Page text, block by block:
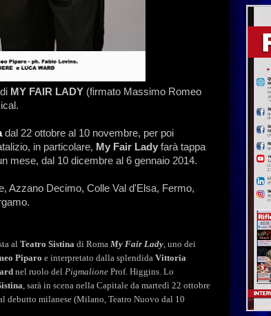
MY FAIR LADY (firmato Massimo Romeo
dal 22 ottobre al 10 novembre, per poi
in particolare, My Fair Lady farà tappa
mese, dal 10 dicembre al 6 gennaio 2014.
Azzano Decimo, Colle Val d'Elsa, Fermo,
al Teatro Sistina di Roma My Fair Lady uno dei
Piparo e interpretato dalla splendida Vittoria
nel ruolo del Pigmalione Prof. Higgins. Lo
sarà in scena nella Capitale da martedì 22 ottobre
debutto milanese (Milano, Teatro Nuovo dal 10